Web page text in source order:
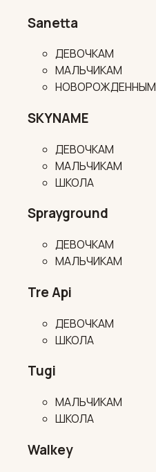
Sanetta
ДЕВОЧКАМ
МАЛЬЧИКАМ
НОВОРОЖДЕННЫМ
SKYNAME
ДЕВОЧКАМ
МАЛЬЧИКАМ
ШКОЛА
Sprayground
ДЕВОЧКАМ
МАЛЬЧИКАМ
Tre Api
ДЕВОЧКАМ
ШКОЛА
Tugi
МАЛЬЧИКАМ
ШКОЛА
Walkey